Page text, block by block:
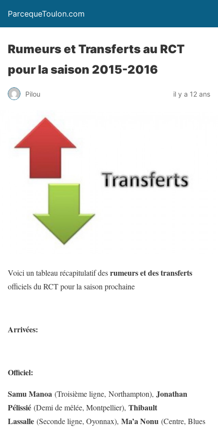
ParcequeToulon.com
Rumeurs et Transferts au RCT
pour la saison 2015-2016
Pilou il y a 12 ans
Voici un tableau récapitulatif desrumeurs et des transferts
officiels du RCT pour la saison prochaine
Arrivées:
Officiel:
Samu Manoa (Troisième ligne, Northampton), Jonathan
Pélissié (Demi de mêlée, Montpellier), Thibault
Lassalle (Seconde ligne, Oyonnax), Ma’a Nonu (Centre, Blues